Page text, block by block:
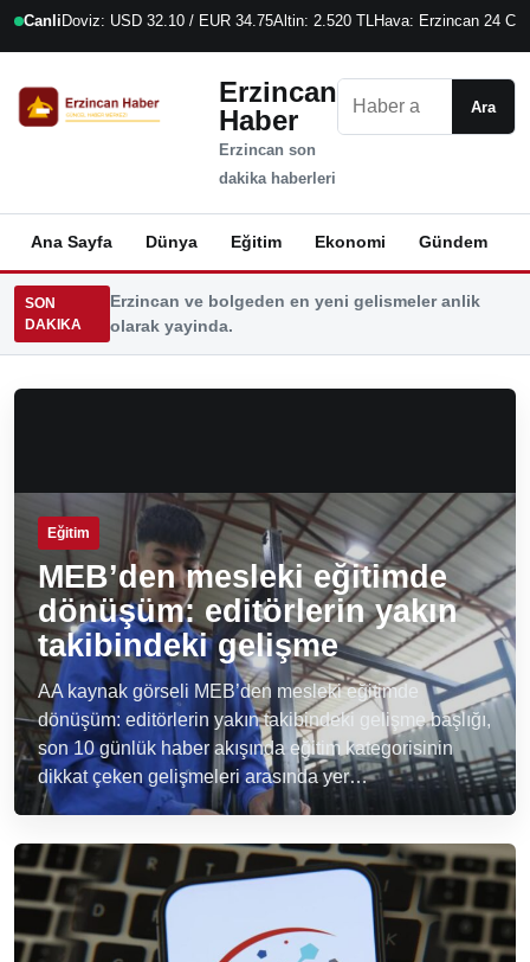
Canli Doviz: USD 32.10 / EUR 34.75Altin: 2.520 TLHava: Erzincan 24 C
Erzincan
Haber
Erzincan son
dakika haberleri
Ara
Ana Sayfa Dünya Eğitim Ekonomi Gündem
SON
DAKIKA
Erzincan ve bolgeden en yeni gelismeler anlik
olarak yayinda.
Eğitim
MEB’den mesleki eğitimde
dönüşüm: editörlerin yakın
takibindeki gelişme
AA kaynak görseli MEB’den mesleki eğitimde
dönüşüm: editörlerin yakın takibindeki gelişme başlığı,
son 10 günlük haber akışında eğitim kategorisinin
dikkat çeken gelişmeleri arasında yer…